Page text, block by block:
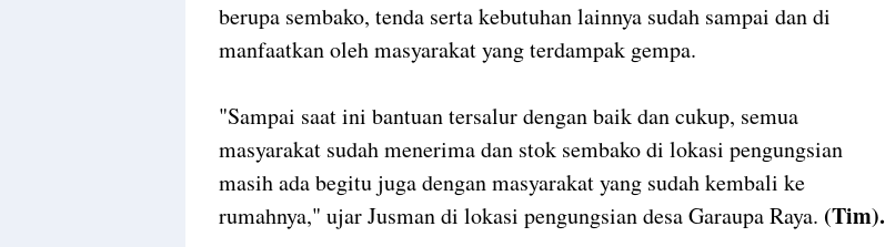
berupa sembako, tenda serta kebutuhan lainnya sudah sampai dan di
manfaatkan oleh masyarakat yang terdampak gempa.
"Sampai saat ini bantuan tersalur dengan baik dan cukup, semua
masyarakat sudah menerima dan stok sembako di lokasi pengungsian
masih ada begitu juga dengan masyarakat yang sudah kembali ke
rumahnya," ujar Jusman di lokasi pengungsian desa Garaupa Raya. (Tim).